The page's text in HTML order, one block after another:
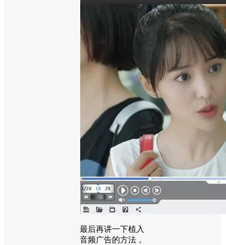
最后再讲一下植入
音频广告的方法，